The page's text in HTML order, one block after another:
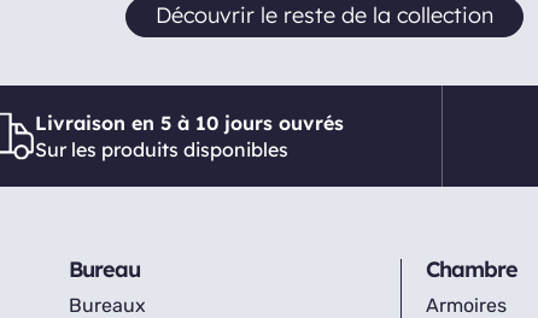
Découvrir le reste de la collection
Livraison en 5 à 10 jours ouvrés
Sur les produits disponibles
Bureau
Bureaux
Chambre
Armoires